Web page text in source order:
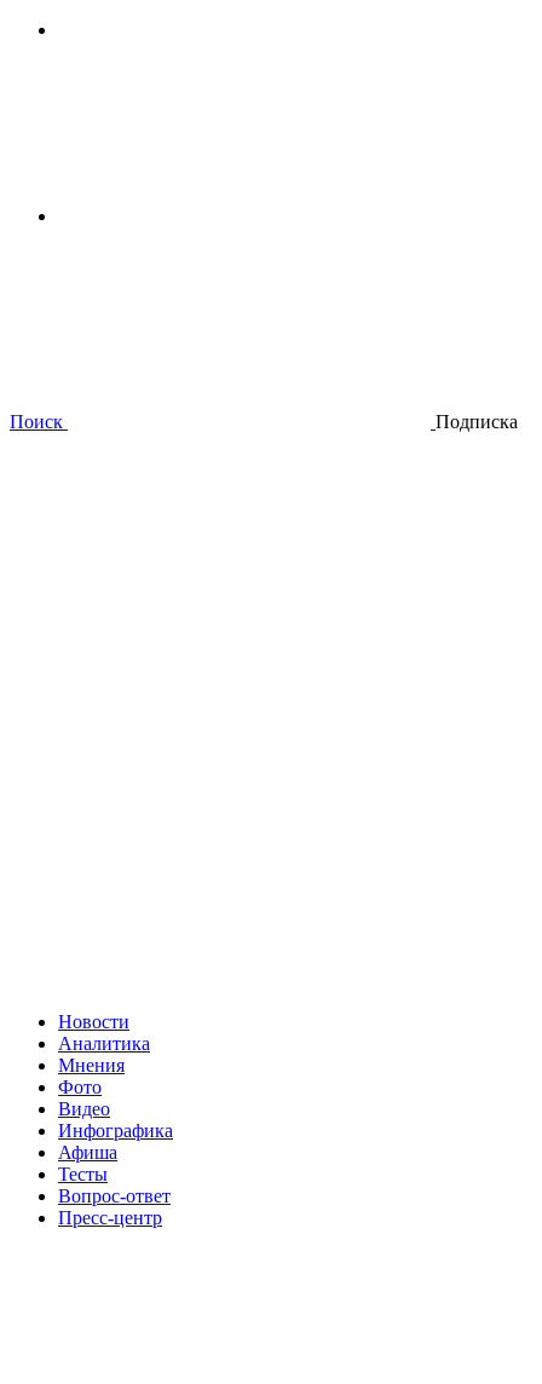
Поиск Подписка
Новости
Аналитика
Мнения
Фото
Видео
Инфографика
Афиша
Тесты
Вопрос-ответ
Пресс-центр